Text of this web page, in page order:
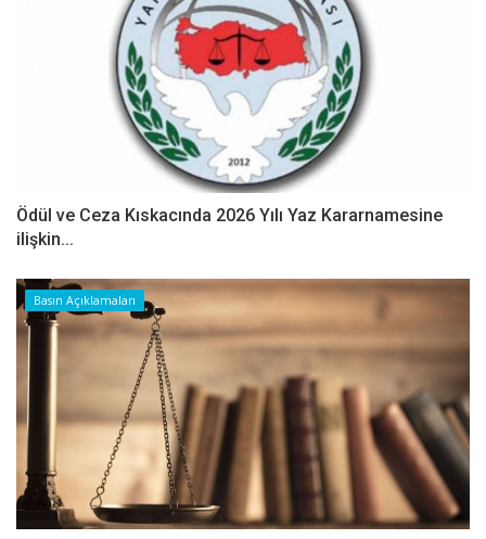
Ödül ve Ceza Kıskacında 2026 Yılı Yaz Kararnamesine
ilişkin...
Basın Açıklamaları